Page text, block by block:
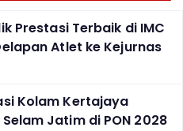
Prestasi Terbaik di IMC
Atlet ke Kejurnas
Kolam Kertajaya
Jatim di PON 2028